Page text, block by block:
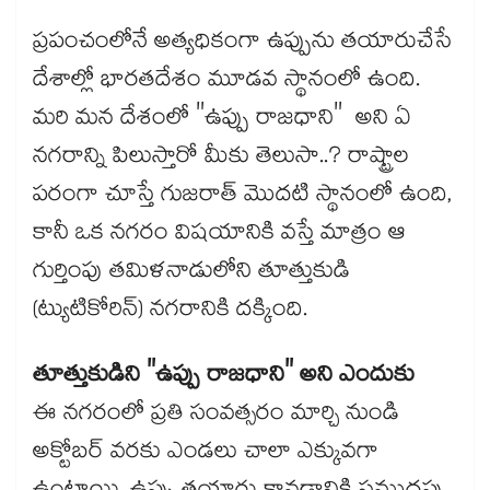
ప్రపంచంలోనే అత్యధికంగా ఉప్పును తయారుచేసే
దేశాల్లో భారతదేశం మూడవ స్థానంలో ఉంది.
మరి మన దేశంలో "ఉప్పు రాజధాని" అని ఏ
నగరాన్ని పిలుస్తారో మీకు తెలుసా..? రాష్ట్రాల
పరంగా చూస్తే గుజరాత్ మొదటి స్థానంలో ఉంది,
కానీ ఒక నగరం విషయానికి వస్తే మాత్రం ఆ
గుర్తింపు తమిళనాడులోని తూత్తుకుడి
(ట్యుటికోరిన్) నగరానికి దక్కింది.
తూత్తుకుడిని "ఉప్పు రాజధాని" అని ఎందుకు
ఈ నగరంలో ప్రతి సంవత్సరం మార్చి నుండి
అక్టోబర్ వరకు ఎండలు చాలా ఎక్కువగా